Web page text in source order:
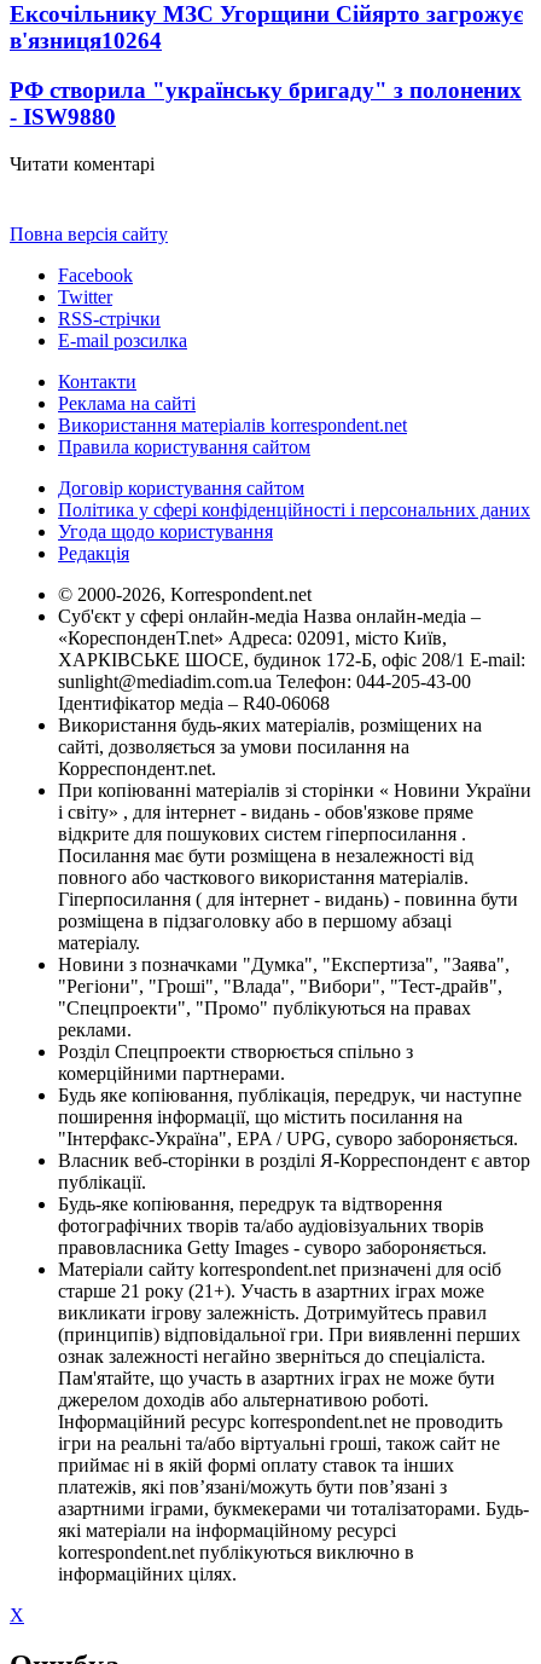
Ексочільнику МЗС Угорщини Сійярто загрожує
в'язниця10264
РФ створила "українську бригаду" з полонених
- ISW9880
Читати коментарі
Повна версія сайту
Facebook
Twitter
RSS-стрічки
E-mail розсилка
Контакти
Реклама на сайті
Використання матеріалів korrespondent.net
Правила користування сайтом
Договір користування сайтом
Політика у сфері конфіденційності і персональних даних
Угода щодо користування
Редакція
© 2000-2026, Korrespondent.net
Суб'єкт у сфері онлайн-медіа Назва онлайн-медіа –
«КореспонденТ.net» Адреса: 02091, місто Київ,
ХАРКІВСЬКЕ ШОСЕ, будинок 172-Б, офіс 208/1 E-mail:
sunlight@mediadim.com.ua Телефон: 044-205-43-00
Ідентифікатор медіа – R40-06068
Використання будь-яких матеріалів, розміщених на
сайті, дозволяється за умови посилання на
Корреспондент.net.
При копіюванні матеріалів зі сторінки « Новини України
і світу» , для інтернет - видань - обов'язкове пряме
відкрите для пошукових систем гіперпосилання .
Посилання має бути розміщена в незалежності від
повного або часткового використання матеріалів.
Гіперпосилання ( для інтернет - видань) - повинна бути
розміщена в підзаголовку або в першому абзаці
матеріалу.
Новини з позначками "Думка", "Експертиза", "Заява",
"Регіони", "Гроші", "Влада", "Вибори", "Тест-драйв",
"Спецпроекти", "Промо" публікуються на правах
реклами.
Розділ Спецпроекти створюється спільно з
комерційними партнерами.
Будь яке копіювання, публікація, передрук, чи наступне
поширення інформації, що містить посилання на
"Інтерфакс-Україна", EPA / UPG, суворо забороняється.
Власник веб-сторінки в розділі Я-Корреспондент є автор
публікації.
Будь-яке копіювання, передрук та відтворення
фотографічних творів та/або аудіовізуальних творів
правовласника Getty Images - суворо забороняється.
Матеріали сайту korrespondent.net призначені для осіб
старше 21 року (21+). Участь в азартних іграх може
викликати ігрову залежність. Дотримуйтесь правил
(принципів) відповідальної гри. При виявленні перших
ознак залежності негайно зверніться до спеціаліста.
Пам'ятайте, що участь в азартних іграх не може бути
джерелом доходів або альтернативою роботі.
Інформаційний ресурс korrespondent.net не проводить
ігри на реальні та/або віртуальні гроші, також сайт не
приймає ні в якій формі оплату ставок та інших
платежів, які пов’язані/можуть бути пов’язані з
азартними іграми, букмекерами чи тоталізаторами. Будь-
які матеріали на інформаційному ресурсі
korrespondent.net публікуються виключно в
інформаційних цілях.
X